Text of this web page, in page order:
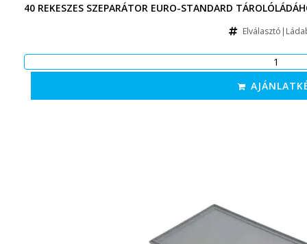
40 REKESZES SZEPARÁTOR EURO-STANDARD